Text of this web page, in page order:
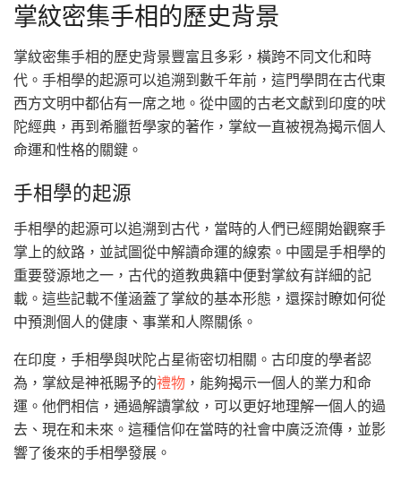
掌紋密集手相的歷史背景
掌紋密集手相的歷史背景豐富且多彩，橫跨不同文化和時
代。手相學的起源可以追溯到數千年前，這門學問在古代東
西方文明中都佔有一席之地。從中國的古老文獻到印度的吠
陀經典，再到希臘哲學家的著作，掌紋一直被視為揭示個人
命運和性格的關鍵。
手相學的起源
手相學的起源可以追溯到古代，當時的人們已經開始觀察手
掌上的紋路，並試圖從中解讀命運的線索。中國是手相學的
重要發源地之一，古代的道教典籍中便對掌紋有詳細的記
載。這些記載不僅涵蓋了掌紋的基本形態，還探討瞭如何從
中預測個人的健康、事業和人際關係。
在印度，手相學與吠陀占星術密切相關。古印度的學者認
為，掌紋是神祇賜予的禮物 ，能夠揭示一個人的業力和命
運。他們相信，通過解讀掌紋，可以更好地理解一個人的過
去、現在和未來。這種信仰在當時的社會中廣泛流傳，並影
響了後來的手相學發展。